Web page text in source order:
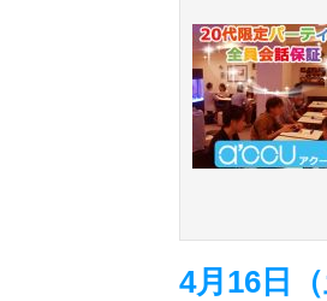
4月16日